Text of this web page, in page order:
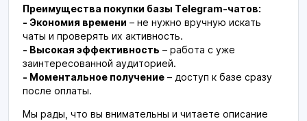
Преимущества покупки базы Telegram-чатов:
- Экономия времени – не нужно вручную искать
чаты и проверять их активность.
- Высокая эффективность – работа с уже
заинтересованной аудиторией.
- Моментальное получение – доступ к базе сразу
после оплаты.
Мы рады, что вы внимательны и читаете описание